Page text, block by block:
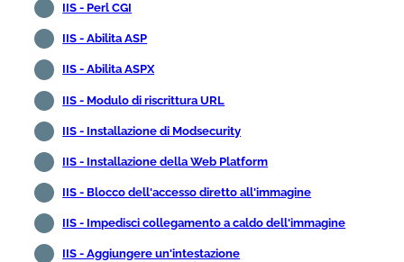
IIS - Perl CGI
IIS - Abilita ASP
IIS - Abilita ASPX
IIS - Modulo di riscrittura URL
IIS - Installazione di Modsecurity
IIS - Installazione della Web Platform
IIS - Blocco dell'accesso diretto all'immagine
IIS - Impedisci collegamento a caldo dell'immagine
IIS - Aggiungere un'intestazione